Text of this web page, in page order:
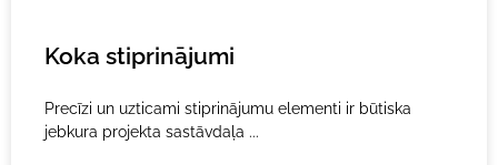
Koka stiprinājumi
Precīzi un uzticami stiprinājumu elementi ir būtiska
jebkura projekta sastāvdaļa